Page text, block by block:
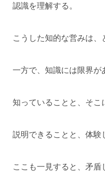
認識を理解する。
こうした知的な営みは、
一方で、知識には限界が
知っていることと、そこ
説明できることと、体験
ここも一見すると、矛盾